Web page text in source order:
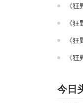
《狂
《
《狂
《狂
今日